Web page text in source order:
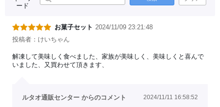
ード
お菓子セット 2024/11/09 23:21:48
投稿者：けいちゃん
解凍して美味しく食べました、家族が美味しく、美味しくと喜んで
いました、又買わせて頂きます、
ルタオ通販センター からのコメント 2024/11/11 16:58:52